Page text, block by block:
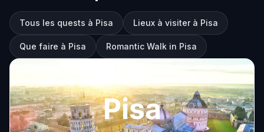
Tous les quests à Pisa Lieux à visiter à Pisa
Que faire à Pisa Romantic Walk in Pisa
Pisa